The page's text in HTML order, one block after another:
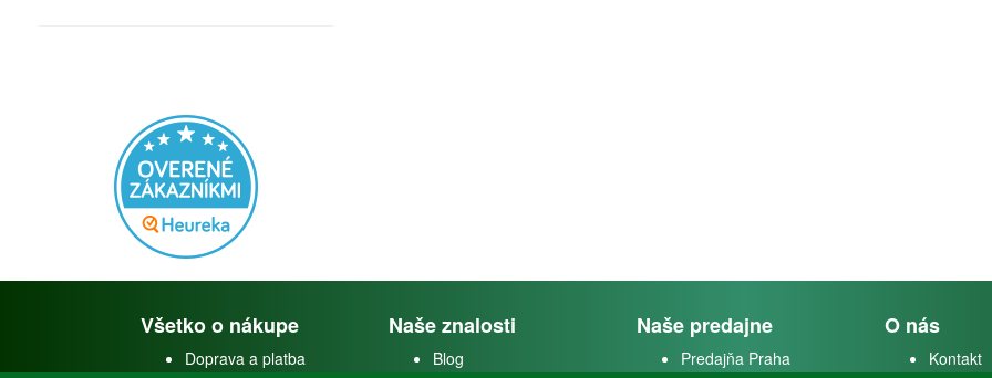
Všetko o nákupe
Doprava a platba
Naše znalosti
Blog
Naše predajne
Predajňa Praha
O nás
Kontakt